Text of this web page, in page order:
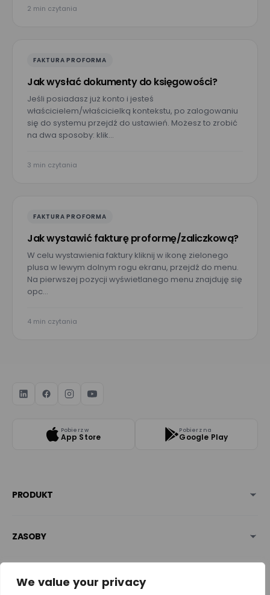
We value your privacy
2 min czytania
FAKTURA PROFORMA
Jak wysłać dokumenty do księgowości?
Jeśli posiadasz już konto i jesteś
właścicielem/właścicielką kontekstu, po zalogowaniu
się do systemu przejdź do ustawień. Możesz to zrobić
na dwa sposoby: klik…
3 min czytania
FAKTURA PROFORMA
Jak wystawić fakturę proformę/zaliczkową?
W celu wystawienia faktury kliknij w ikonę zielonego
plusa w lewym dolnym rogu ekranu, przejdź do menu.
Na pierwszej pozycji wyświetlanego menu znajduję się
opc…
4 min czytania
Pobierz w
App Store
Pobierz na
Google Play
PRODUKT
ZASOBY
BEZPIECZEŃSTWO & NAGRODY